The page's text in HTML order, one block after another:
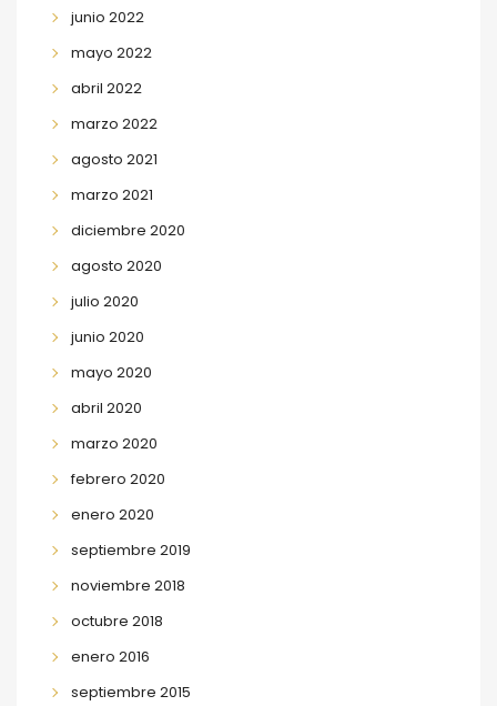
junio 2022
mayo 2022
abril 2022
marzo 2022
agosto 2021
marzo 2021
diciembre 2020
agosto 2020
julio 2020
junio 2020
mayo 2020
abril 2020
marzo 2020
febrero 2020
enero 2020
septiembre 2019
noviembre 2018
octubre 2018
enero 2016
septiembre 2015